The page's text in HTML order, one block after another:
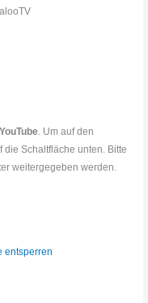
YouTube. Um auf den
Schaltfläche unten. Bitte
weitergegeben werden.
entsperren